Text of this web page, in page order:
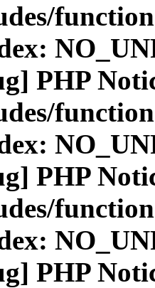
PHP
PHP
PHP